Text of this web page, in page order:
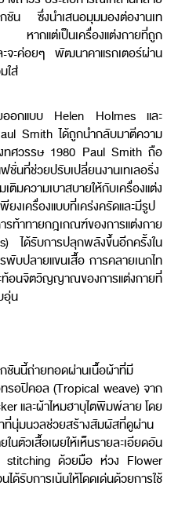
กชัน ซึ่งนำเสนอมุมมองต่องานเท
ง หากแต่เป็นเครื่องแต่งกายที่ถูก
จะค่อยๆ พัฒนาคาแรกเตอร์ผ่าน
ใส่
ยออกแบบ Helen Holmes และ
Smith ได้ถูกนำกลับมาตีความ
ทศวรรษ 1980 Paul Smith ถือ
ชั่นที่ช่วยปรับเปลี่ยนงานเทเลอริ่ง
ความเบาสบายให้กับเครื่องแต่ง
งเครื่องแบบที่เคร่งครัดและมีรูป
ท้าทายกฎเกณฑ์ของการแต่งกาย
ด้รับการปลุกพลังขึ้นอีกครั้งใน
บปลายแขนเสื้อ การคลายเนกไท
ท้อนจิตวิญญาณของการแต่งกายที่
อุ่น
ชันนี้ถ่ายทอดผ่านเนื้อผ้าที่มี
อปิคอล (Tropical weave) จาก
และผ้าไหมฮาบุไตพิมพ์ลาย โดย
ทที่นุ่มนวลช่วยสร้างสัมผัสที่ดูผ่าน
นตัวเสื้อเผยให้เห็นรายละเอียดอัน
stitching ด้วยมือ ห่วง Flower
รับการเน้นให้โดดเด่นด้วยการใช้